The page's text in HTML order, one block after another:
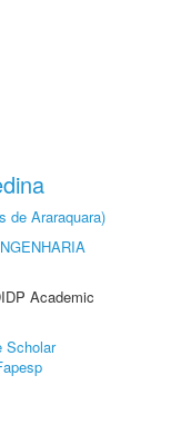
de Araraquara)
Academic
Scholar